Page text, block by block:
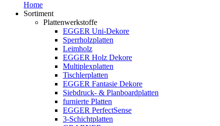
Home
Sortiment
Plattenwerkstoffe
EGGER Uni-Dekore
Sperrholzplatten
Leimholz
EGGER Holz Dekore
Multiplexplatten
Tischlerplatten
EGGER Fantasie Dekore
Siebdruck- & Planboardplatten
furnierte Platten
EGGER PerfectSense
3-Schichtplatten